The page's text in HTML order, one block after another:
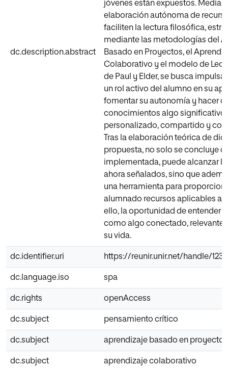
dc.description.abstract
jóvenes están expuestos.
elaboración autónoma de
faciliten la lectura filosófica,
mediante las metodologías del
Basado en Proyectos, el
Colaborativo y el modelo de
de Paul y Elder, se busca
un rol activo del alumno en su
fomentar su autonomía y hacer
conocimientos algo significativo,
personalizado, compartido y
Tras la elaboración teórica de
propuesta, no solo se concluye
implementada, puede alcanzar
ahora señalados, sino que
una herramienta para
alumnado recursos aplicables a
ello, la oportunidad de entender
como algo conectado, relevante
su vida.
dc.identifier.uri https://reunir.unir.net/handle/
dc.language.iso spa
dc.rights openAccess
dc.subject pensamiento crítico
dc.subject aprendizaje basado en proyectos
dc.subject aprendizaje colaborativo